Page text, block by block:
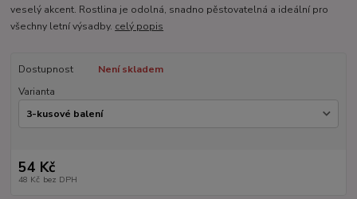
veselý akcent. Rostlina je odolná, snadno pěstovatelná a ideální pro
všechny letní výsadby. celý popis
Dostupnost
Není skladem
Varianta
54 Kč
48 Kč bez DPH